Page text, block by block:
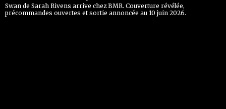
Swan de Sarah Rivens arrive chez BMR. Couverture révélée,
précommandes ouvertes et sortie annoncée au 10 juin 2026.